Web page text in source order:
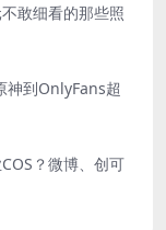
敢细看的那些照
神到OnlyFans超
？微博、创可